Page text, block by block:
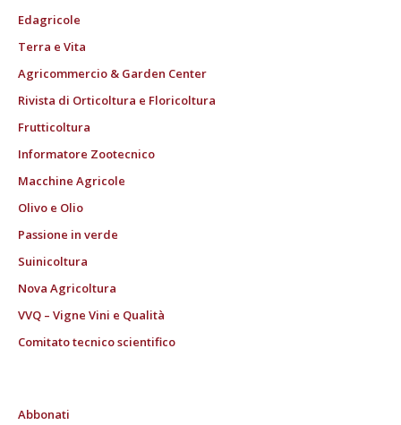
Edagricole
Terra e Vita
Agricommercio & Garden Center
Rivista di Orticoltura e Floricoltura
Frutticoltura
Informatore Zootecnico
Macchine Agricole
Olivo e Olio
Passione in verde
Suinicoltura
Nova Agricoltura
VVQ – Vigne Vini e Qualità
Comitato tecnico scientifico
Abbonati